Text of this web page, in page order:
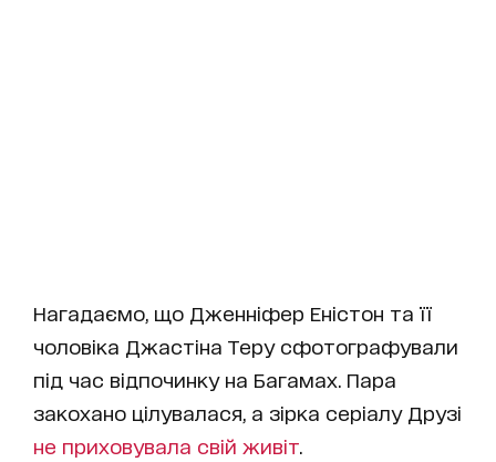
Нагадаємо, що Дженніфер Еністон та її
чоловіка Джастіна Теру сфотографували
під час відпочинку на Багамах. Пара
закохано цілувалася, а зірка серіалу Друзі
не приховувала свій живіт